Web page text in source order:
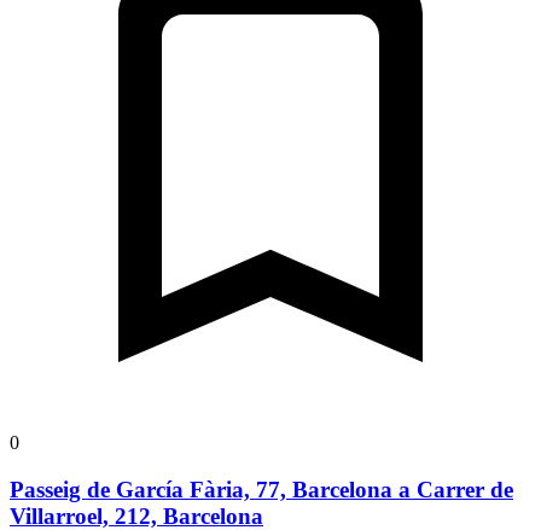
0
Passeig de García Fària, 77, Barcelona a Carrer de
Villarroel, 212, Barcelona